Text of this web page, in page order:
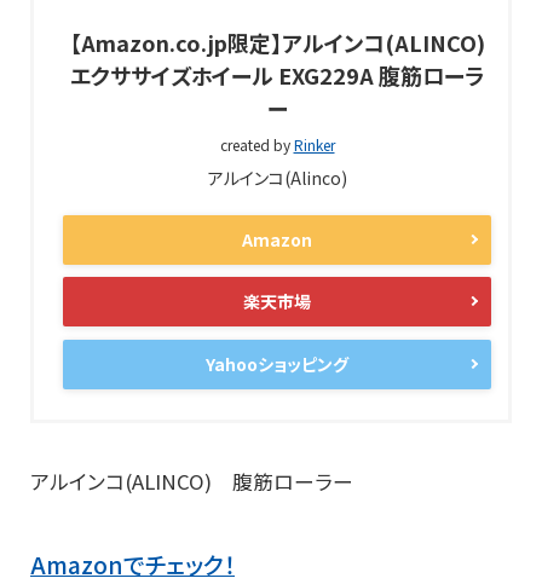
【Amazon.co.jp限定】アルインコ(ALINCO)
エクササイズホイール EXG229A 腹筋ローラ
ー
created byRinker
アルインコ(Alinco)
Amazon
楽天市場
Yahooショッピング
アルインコ(ALINCO) 腹筋ローラー
Amazonでチェック！